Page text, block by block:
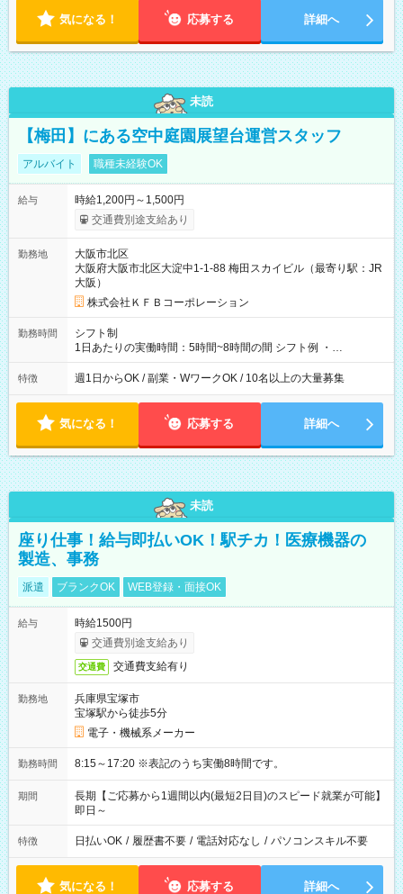
気になる！ 応募する 詳細へ
未読
【梅田】にある空中庭園展望台運営スタッフ
アルバイト 職種未経験OK
給与
時給1,200円～1,500円
交通費別途支給あり
勤務地
大阪市北区
大阪府大阪市北区大淀中1-1-88 梅田スカイビル（最寄り駅：JR
大阪）
株式会社ＫＦＢコーポレーション
勤務時間
シフト制
1日あたりの実働時間：5時間~8時間の間 シフト例 ・
9:30~18:00 実働7.5時間 ・9:30~14:30 実働5時間 ・
16:00~21:30 実働5.5時間
特徴 週1日からOK / 副業・WワークOK / 10名以上の大量募集
気になる！ 応募する 詳細へ
未読
座り仕事！給与即払いOK！駅チカ！医療機器の
製造、事務
派遣 ブランクOK WEB登録・面接OK
給与
時給1500円
交通費別途支給あり
交通費 交通費支給有り
勤務地
兵庫県宝塚市
宝塚駅から徒歩5分
電子・機械系メーカー
勤務時間 8:15～17:20 ※表記のうち実働8時間です。
期間
長期【ご応募から1週間以内(最短2日目)のスピード就業が可能】
即日～
特徴 日払いOK / 履歴書不要 / 電話対応なし / パソコンスキル不要
気になる！ 応募する 詳細へ